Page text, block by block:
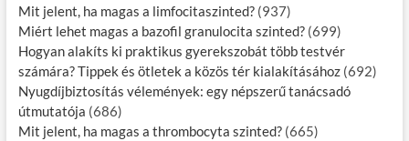
Mit jelent, ha magas a limfocitaszinted? (937)
Miért lehet magas a bazofil granulocita szinted? (699)
Hogyan alakíts ki praktikus gyerekszobát több testvér
számára? Tippek és ötletek a közös tér kialakításához (692)
Nyugdíjbiztosítás vélemények: egy népszerű tanácsadó
útmutatója (686)
Mit jelent, ha magas a thrombocyta szinted? (665)